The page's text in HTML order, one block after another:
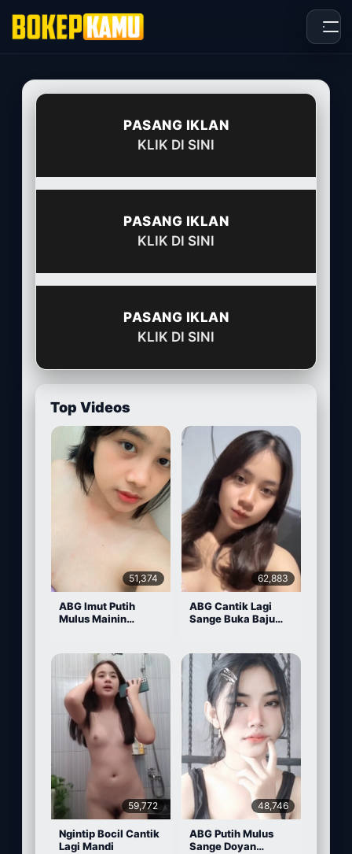
PASANG IKLAN
KLIK DI SINI
PASANG IKLAN
KLIK DI SINI
PASANG IKLAN
KLIK DI SINI
Top Videos
51,374
ABG Imut Putih
Mulus Mainin
62,883
ABG Cantik Lagi
Sange Buka Baju
59,772
Ngintip Bocil Cantik
Lagi Mandi
48,746
ABG Putih Mulus
Sange Doyan